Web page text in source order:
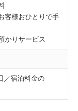
客様おひとりで手
かりサービス
／宿泊料金の